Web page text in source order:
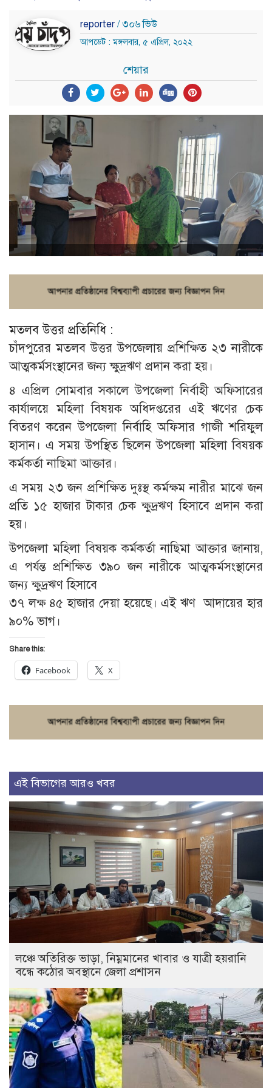
reporter / ৩০৬ ভিউ
আপডেট : মঙ্গলবার, ৫ এপ্রিল, ২০২২
শেয়ার
মতলব উত্তর প্রতিনিধি :
চাঁদপুরের মতলব উত্তর উপজেলায় প্রশিক্ষিত ২৩ নারীকে
আত্মকর্মসংস্থানের জন্য ক্ষুদ্রঋণ প্রদান করা হয়।
৪ এপ্রিল সোমবার সকালে উপজেলা নির্বাহী অফিসারের
কার্যালয়ে মহিলা বিষয়ক অধিদপ্তরের এই ঋণের চেক
বিতরণ করেন উপজেলা নির্বাহি অফিসার গাজী শরিফুল
হাসান। এ সময় উপস্থিত ছিলেন উপজেলা মহিলা বিষয়ক
কর্মকর্তা নাছিমা আক্তার।
এ সময় ২৩ জন প্রশিক্ষিত দুঃস্থ কর্মক্ষম নারীর মাঝে জন
প্রতি ১৫ হাজার টাকার চেক ক্ষুদ্রঋণ হিসাবে প্রদান করা
হয়।
উপজেলা মহিলা বিষয়ক কর্মকর্তা নাছিমা আক্তার জানায়,
এ পর্যন্ত প্রশিক্ষিত ৩৯০ জন নারীকে আত্মকর্মসংস্থানের
জন্য ক্ষুদ্রঋণ হিসাবে
৩৭ লক্ষ ৪৫ হাজার দেয়া হয়েছে। এই ঋণ আদায়ের হার
৯০% ভাগ।
Share this:
Facebook X
এই বিভাগের আরও খবর
লঞ্চে অতিরিক্ত ভাড়া, নিম্নমানের খাবার ও যাত্রী হয়রানি
বন্ধে কঠোর অবস্থানে জেলা প্রশাসন